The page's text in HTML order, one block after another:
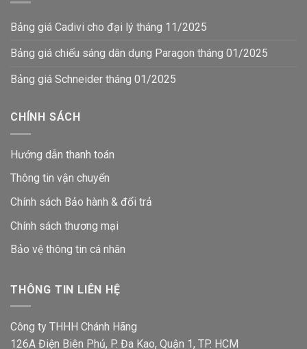
Bảng giá Cadivi cho đại lý tháng 11/2025
Bảng giá chiếu sáng dân dụng Paragon tháng 01/2025
Bảng giá Schneider tháng 01/2025
CHÍNH SÁCH
Hướng dẫn thanh toán
Thông tin vận chuyển
Chính sách Bảo hành & đổi trả
Chính sách thương mại
Bảo vệ thông tin cá nhân
THÔNG TIN LIÊN HỆ
Công ty THHH Chánh Hãng
126A Điện Biên Phủ, P. Đa Kao, Quận 1, TP. HCM